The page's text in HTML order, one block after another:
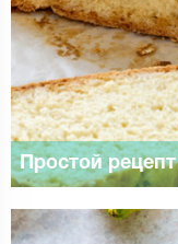
Простой